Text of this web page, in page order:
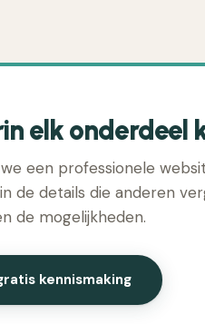
elk onderdeel
een professionele
de details die anderen
de mogelijkheden.
kennismaking